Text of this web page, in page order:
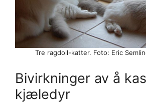
Tre ragdoll-katter. Foto: Eric
Bivirkninger av å
kjæledyr